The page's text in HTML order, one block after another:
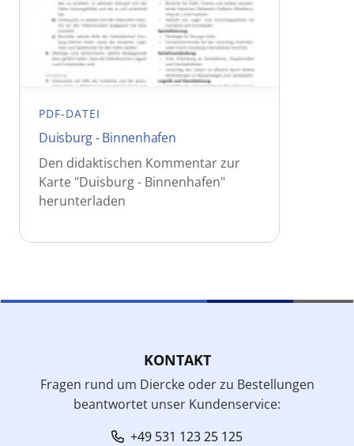
PDF-DATEI
Duisburg - Binnenhafen
Den didaktischen Kommentar zur
Karte "Duisburg - Binnenhafen"
herunterladen
KONTAKT
Fragen rund um Diercke oder zu Bestellungen
beantwortet unser Kundenservice:
+49 531 123 25 125